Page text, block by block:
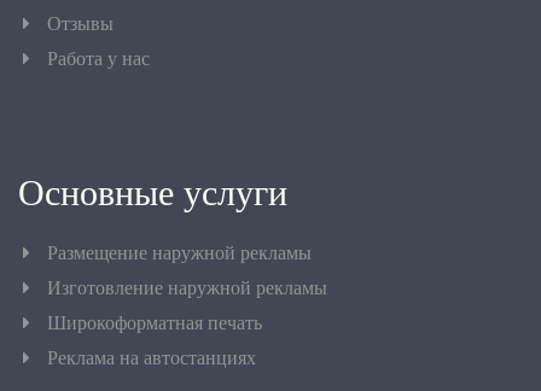
Отзывы
Работа у нас
Основные услуги
Размещение наружной рекламы
Изготовление наружной рекламы
Широкоформатная печать
Реклама на автостанциях